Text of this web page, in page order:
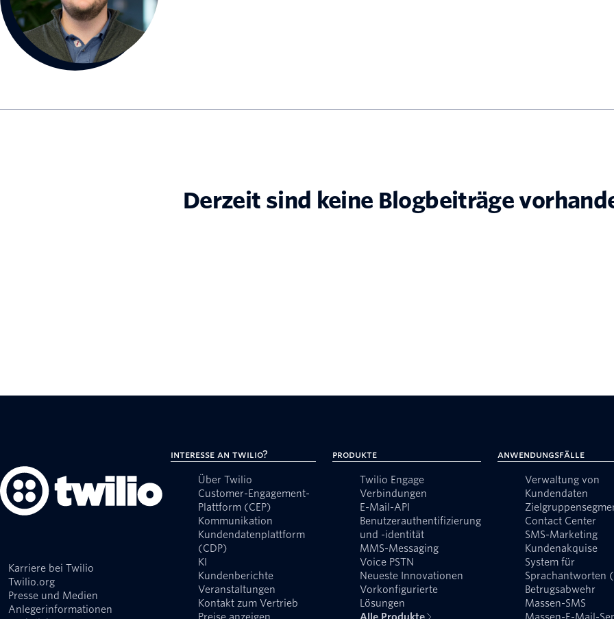
Derzeit sind keine Blogbeiträge
Karriere bei Twilio
Twilio.org
Presse und Medien
Anlegerinformationen
Interesse an Twilio?
Über Twilio
Customer-Engagement-
Plattform (CEP)
Kommunikation
Kundendatenplattform
(CDP)
KI
Kundenberichte
Veranstaltungen
Kontakt zum Vertrieb
Produkte
Twilio Engage
Verbindungen
E-Mail-API
Benutzerauthentifizierung
und -identität
MMS-Messaging
Voice PSTN
Neueste Innovationen
Vorkonfigurierte
Lösungen
Anwendungsfälle
Verwaltung von
Kundendaten
Contact Center
SMS-Marketing
Kundenakquise
System für
Sprachantworten
Betrugsabwehr
Massen-SMS